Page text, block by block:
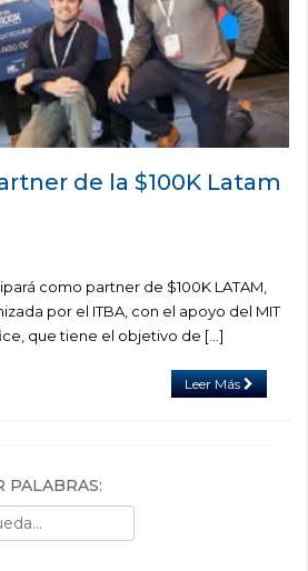
de la $100K Latam
como partner de $100K LATAM,
por el ITBA, con el apoyo del MIT
que tiene el objetivo de […]
Leer Más
PALABRAS: